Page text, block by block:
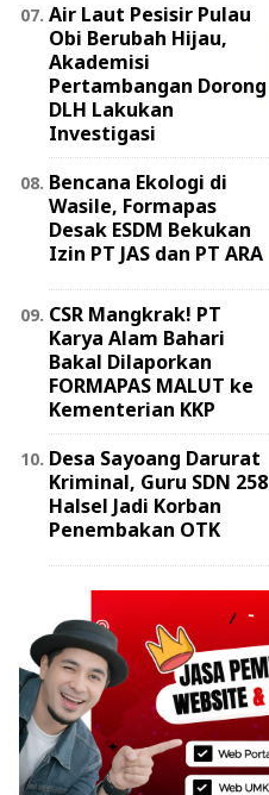
Air Laut Pesisir Pulau
Obi Berubah Hijau,
Akademisi
Pertambangan Dorong
DLH Lakukan
Investigasi
Bencana Ekologi di
Wasile, Formapas
Desak ESDM Bekukan
Izin PT JAS dan PT ARA
‎CSR Mangkrak! PT
Karya Alam Bahari
Bakal Dilaporkan
FORMAPAS MALUT ke
Kementerian KKP
Desa Sayoang Darurat
Kriminal, Guru SDN 258
Halsel Jadi Korban
Penembakan OTK